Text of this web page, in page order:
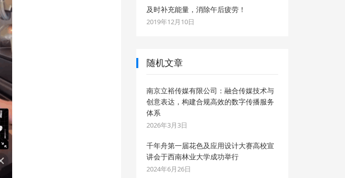
及时补充能量，消除午后疲劳！
2019年12月10日
随机文章
南京立裕传媒有限公司：融合传媒技术与
创意表达，构建合规高效的数字传播服务
体系
2026年3月3日
千年舟第一届花色及应用设计大赛高校宣
讲会于西南林业大学成功举行
2024年6月26日